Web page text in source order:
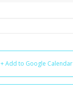
+ Add to Google Calendar